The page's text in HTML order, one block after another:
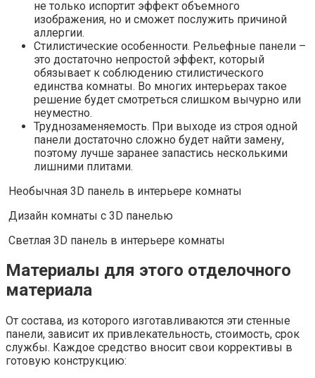
не только испортит эффект объемного
изображения, но и сможет послужить причиной
аллергии.
Стилистические особенности. Рельефные панели –
это достаточно непростой эффект, который
обязывает к соблюдению стилистического
единства комнаты. Во многих интерьерах такое
решение будет смотреться слишком вычурно или
неуместно.
Труднозаменяемость. При выходе из строя одной
панели достаточно сложно будет найти замену,
поэтому лучше заранее запастись несколькими
лишними плитами.
Необычная 3D панель в интерьере комнаты
Дизайн комнаты с 3D панелью
Светлая 3D панель в интерьере комнаты
Материалы для этого отделочного
материала
От состава, из которого изготавливаются эти стенные
панели, зависит их привлекательность, стоимость, срок
службы. Каждое средство вносит свои коррективы в
готовую конструкцию: